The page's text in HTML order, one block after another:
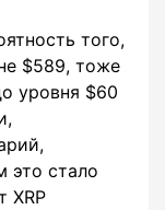
того,
$589, тоже
уровня $60
это стало
XRP